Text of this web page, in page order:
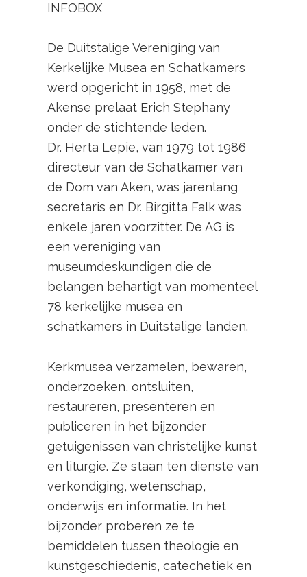
INFOBOX
De Duitstalige Vereniging van
Kerkelijke Musea en Schatkamers
werd opgericht in 1958, met de
Akense prelaat Erich Stephany
onder de stichtende leden.
Dr. Herta Lepie, van 1979 tot 1986
directeur van de Schatkamer van
de Dom van Aken, was jarenlang
secretaris en Dr. Birgitta Falk was
enkele jaren voorzitter. De AG is
een vereniging van
museumdeskundigen die de
belangen behartigt van momenteel
78 kerkelijke musea en
schatkamers in Duitstalige landen.
Kerkmusea verzamelen, bewaren,
onderzoeken, ontsluiten,
restaureren, presenteren en
publiceren in het bijzonder
getuigenissen van christelijke kunst
en liturgie. Ze staan ten dienste van
verkondiging, wetenschap,
onderwijs en informatie. In het
bijzonder proberen ze te
bemiddelen tussen theologie en
kunstgeschiedenis, catechetiek en